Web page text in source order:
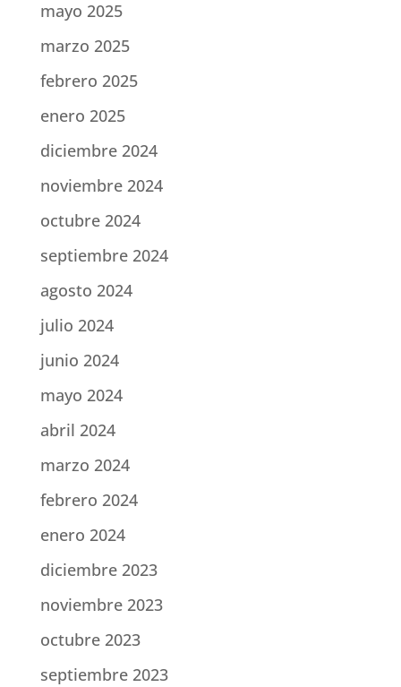
mayo 2025
marzo 2025
febrero 2025
enero 2025
diciembre 2024
noviembre 2024
octubre 2024
septiembre 2024
agosto 2024
julio 2024
junio 2024
mayo 2024
abril 2024
marzo 2024
febrero 2024
enero 2024
diciembre 2023
noviembre 2023
octubre 2023
septiembre 2023